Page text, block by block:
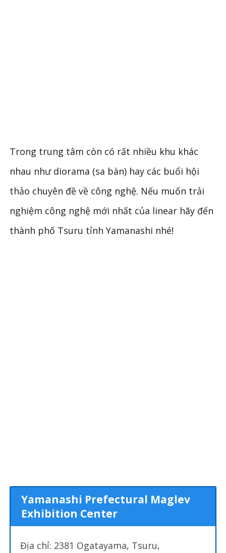
Trong trung tâm còn có rất nhiều khu khác
nhau như diorama (sa bàn) hay các buổi hội
thảo chuyên đề về công nghệ. Nếu muốn trải
nghiệm công nghệ mới nhất của linear hãy đến
thành phố Tsuru tỉnh Yamanashi nhé!
Yamanashi Prefectural Maglev
Exhibition Center
Địa chỉ: 2381 Ogatayama, Tsuru,